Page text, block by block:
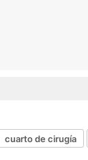
cuarto de cirugía